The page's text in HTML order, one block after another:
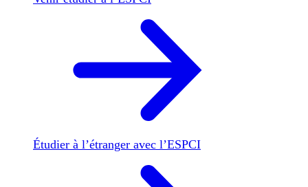
Étudier à l’étranger avec l’ESPCI